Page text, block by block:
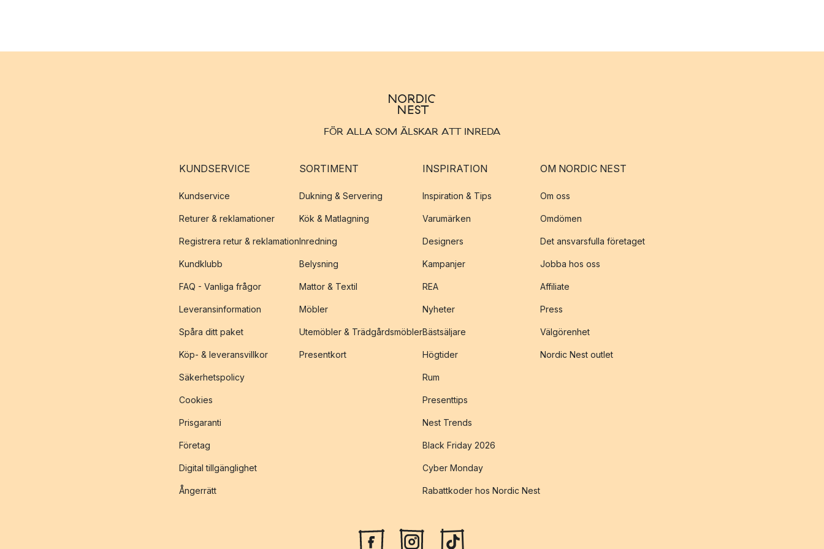
FÖR ALLA SOM ÄLSKAR ATT INREDA
KUNDSERVICE
Kundservice
Returer & reklamationer
Registrera retur & reklamation
Kundklubb
FAQ - Vanliga frågor
Leveransinformation
Spåra ditt paket
Köp- & leveransvillkor
Säkerhetspolicy
Cookies
Prisgaranti
Företag
Digital tillgänglighet
Ångerrätt
SORTIMENT
Dukning & Servering
Kök & Matlagning
Inredning
Belysning
Mattor & Textil
Möbler
Utemöbler & Trädgårdsmöbler
Presentkort
INSPIRATION
Inspiration & Tips
Varumärken
Designers
Kampanjer
REA
Nyheter
Bästsäljare
Högtider
Rum
Presenttips
Nest Trends
Black Friday 2026
Cyber Monday
Rabattkoder hos Nordic Nest
OM NORDIC NEST
Om oss
Omdömen
Det ansvarsfulla företaget
Jobba hos oss
Affiliate
Press
Välgörenhet
Nordic Nest outlet